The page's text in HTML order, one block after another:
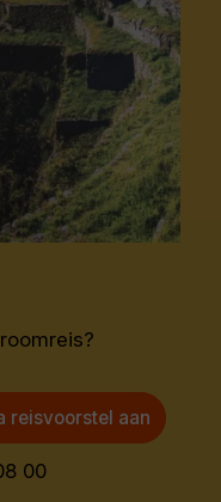
reisvoorstel aan
00